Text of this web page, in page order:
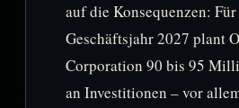
auf die Konsequenzen:
Geschäftsjahr 2027 plant
Corporation 90 bis 95
an Investitionen – vor